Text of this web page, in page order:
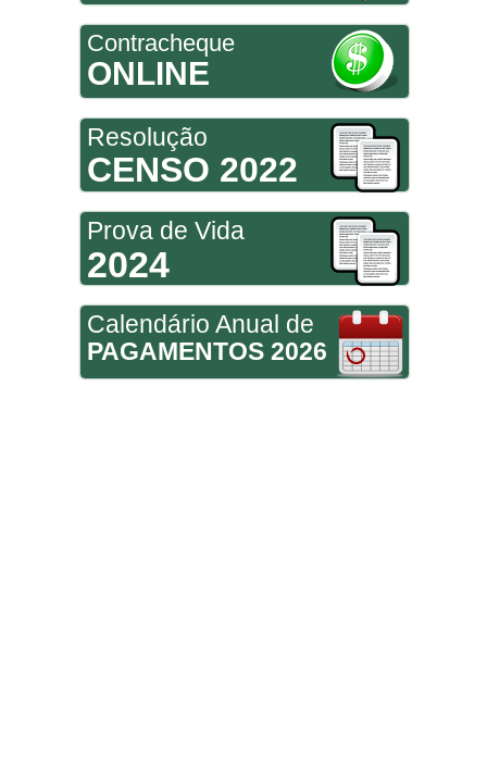
Contracheque
ONLINE
Resolução
CENSO 2022
Prova de Vida
2024
Calendário Anual de
PAGAMENTOS 2026